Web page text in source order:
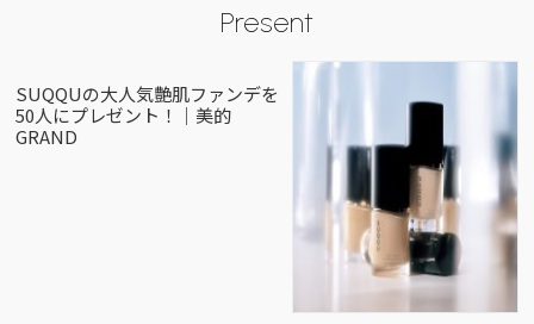
Present
SUQQUの大人気艶肌ファンデを
50人にプレゼント！｜美的
GRAND